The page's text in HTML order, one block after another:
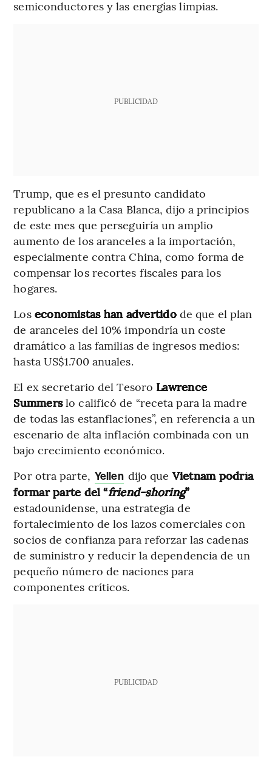
semiconductores y las energías limpias.
PUBLICIDAD
Trump, que es el presunto candidato
republicano a la Casa Blanca, dijo a principios
de este mes que perseguiría un amplio
aumento de los aranceles a la importación,
especialmente contra China, como forma de
compensar los recortes fiscales para los
hogares.
Los economistas han advertidode que el plan
de aranceles del 10% impondría un coste
dramático a las familias de ingresos medios:
hasta US$1.700 anuales.
El ex secretario del Tesoro Lawrence
Summerslo calificó de “receta para la madre
de todas las estanflaciones”, en referencia a un
escenario de alta inflación combinada con un
bajo crecimiento económico.
Por otra parte, Yellen dijo que Vietnam podría
formar parte del “friend-shoring”
estadounidense, una estrategia de
fortalecimiento de los lazos comerciales con
socios de confianza para reforzar las cadenas
de suministro y reducir la dependencia de un
pequeño número de naciones para
componentes críticos.
PUBLICIDAD